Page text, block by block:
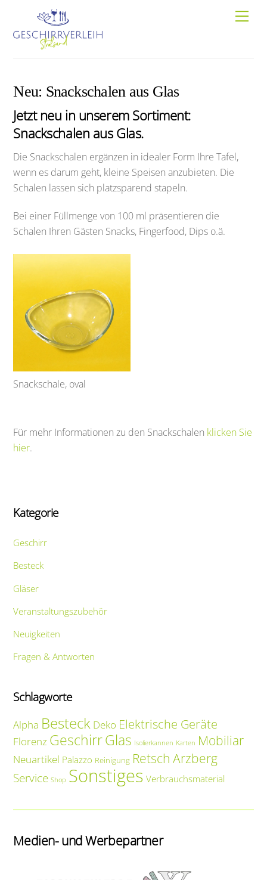
content
Neu: Snackschalen aus Glas
Jetzt neu in unserem Sortiment:
Snackschalen aus Glas.
Die Snackschalen ergänzen in idealer Form Ihre Tafel,
wenn es darum geht, kleine Speisen anzubieten. Die
Schalen lassen sich platzsparend stapeln.
Bei einer Füllmenge von 100 ml präsentieren die
Schalen Ihren Gästen Snacks, Fingerfood, Dips o.ä.
Snackschale, oval
Für mehr Informationen zu den Snackschalen klicken Sie
hier.
Kategorie
Geschirr
Besteck
Gläser
Veranstaltungszubehör
Neuigkeiten
Fragen & Antworten
Schlagworte
Alpha Besteck Deko Elektrische Geräte
Florenz GeschirrGlas Isolierkannen Karten Mobiliar
Neuartikel Palazzo Reinigung Retsch Arzberg
Service Shop Sonstiges Verbrauchsmaterial
Medien- und Werbepartner